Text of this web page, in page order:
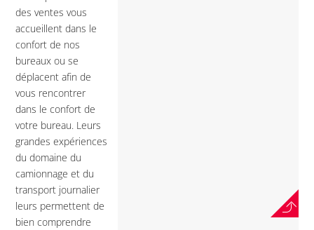
des ventes vous
accueillent dans le
confort de nos
bureaux ou se
déplacent afin de
vous rencontrer
dans le confort de
votre bureau. Leurs
grandes expériences
du domaine du
camionnage et du
transport journalier
leurs permettent de
bien comprendre